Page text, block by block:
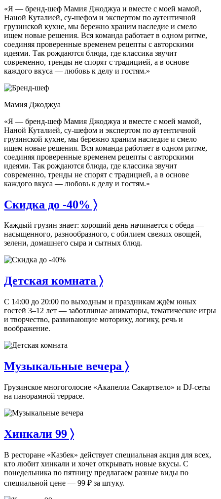
«Я — бренд-шеф Мамия Джоджуа и вместе с моей мамой,
Наной Куталией, су-шефом и экспертом по аутентичной
грузинской кухне, мы бережно храним наследие и смело
ищем новые решения. Вся команда работает в одном ритме,
соединяя проверенные временем рецепты с авторскими
идеями. Так рождаются блюда, где классика звучит
современно, тренды не спорят с традицией, а в основе
каждого вкуса — любовь к делу и гостям.»
Мамия Джоджуа
«Я — бренд-шеф Мамия Джоджуа и вместе с моей мамой,
Наной Куталией, су-шефом и экспертом по аутентичной
грузинской кухне, мы бережно храним наследие и смело
ищем новые решения. Вся команда работает в одном ритме,
соединяя проверенные временем рецепты с авторскими
идеями. Так рождаются блюда, где классика звучит
современно, тренды не спорят с традицией, а в основе
каждого вкуса — любовь к делу и гостям.»
Скидка до -40% 〉
Каждый грузин знает: хороший день начинается с обеда —
насыщенного, разнообразного, с обилием свежих овощей,
зелени, домашнего сыра и сытных блюд.
Детская комната 〉
С 14:00 до 20:00 по выходным и праздникам ждём юных
гостей 3–12 лет — заботливые аниматоры, тематические игры
и творчество, развивающие моторику, логику, речь и
воображение.
Музыкальные вечера 〉
Грузинское многоголосие «Акапелла Сакартвело» и DJ-сеты
на панорамной террасе.
Хинкали 99 〉
В ресторане «Казбек» действует специальная акция для всех,
кто любит хинкали и хочет открывать новые вкусы. С
понедельника по пятницу предлагаем разные виды по
специальной цене — 99 ₽ за штуку.